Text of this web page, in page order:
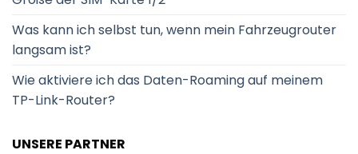
Was kann ich selbst tun, wenn mein Fahrzeugrouter
langsam ist?
Wie aktiviere ich das Daten-Roaming auf meinem
TP-Link-Router?
UNSERE PARTNER